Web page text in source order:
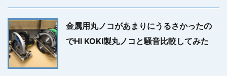
金属用丸ノコがあまりにうるさかったの
でHI KOKI製丸ノコと騒音比較してみた